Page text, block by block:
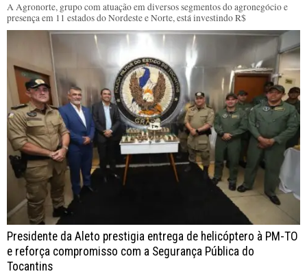
A Agronorte, grupo com atuação em diversos segmentos do agronegócio e
presença em 11 estados do Nordeste e Norte, está investindo R$
Presidente da Aleto prestigia entrega de helicóptero à PM-TO
e reforça compromisso com a Segurança Pública do
Tocantins